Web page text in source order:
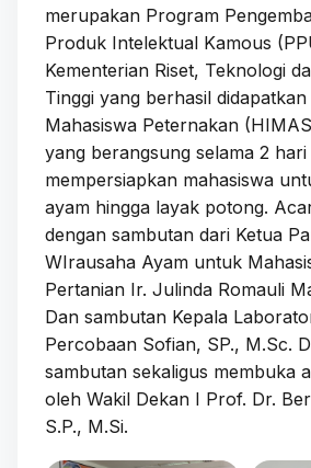
merupakan Program
Produk Intelektual Kamous
Kementerian Riset, Teknologi
Tinggi yang berhasil
Mahasiswa Peternakan
yang berangsung selama 2 hari
mempersiapkan mahasiswa
ayam hingga layak potong.
dengan sambutan dari Ketua
WIrausaha Ayam untuk
Pertanian Ir. Julinda Romauli
Dan sambutan Kepala
Percobaan Sofian, SP., M.Sc.
sambutan sekaligus membuka
oleh Wakil Dekan I Prof. Dr.
S.P., M.Si.